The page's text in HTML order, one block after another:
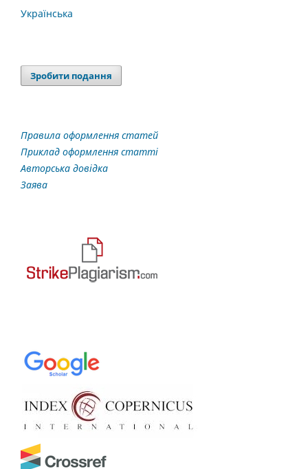
Українська
Зробити подання
Правила оформлення статей
Приклад оформлення статті
Авторська довідка
Заява